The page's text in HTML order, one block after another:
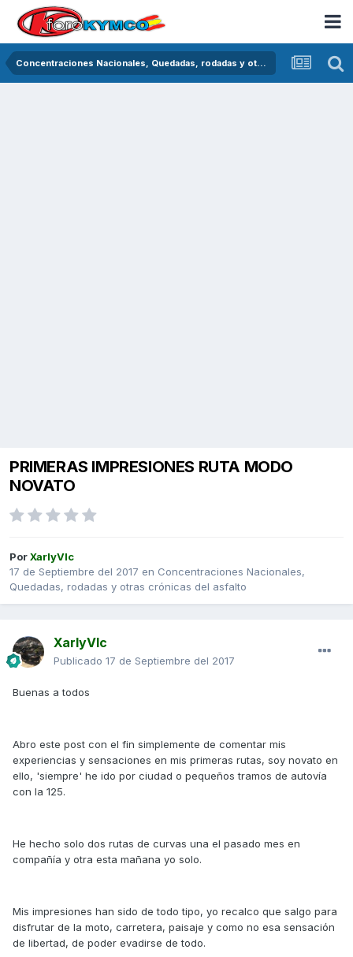
Concentraciones Nacionales, Quedadas, rodadas y otras crónicas del asfalto
PRIMERAS IMPRESIONES RUTA MODO
NOVATO
PorXarlyVlc
17 de Septiembre del 2017 en Concentraciones Nacionales,
Quedadas, rodadas y otras crónicas del asfalto
XarlyVlc
Publicado 17 de Septiembre del 2017
Buenas a todos
Abro este post con el fin simplemente de comentar mis
experiencias y sensaciones en mis primeras rutas, soy novato en
ello, 'siempre' he ido por ciudad o pequeños tramos de autovía
con la 125.
He hecho solo dos rutas de curvas una el pasado mes en
compañía y otra esta mañana yo solo.
Mis impresiones han sido de todo tipo, yo recalco que salgo para
disfrutar de la moto, carretera, paisaje y como no esa sensación
de libertad, de poder evadirse de todo.